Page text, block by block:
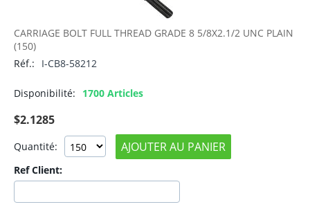
CARRIAGE BOLT FULL THREAD GRADE 8 5/8X2.1/2 UNC PLAIN
(150)
Réf.:
I-CB8-58212
Disponibilité: 1700 Articles
$2.1285
Quantité: AJOUTER AU PANIER
Ref Client: